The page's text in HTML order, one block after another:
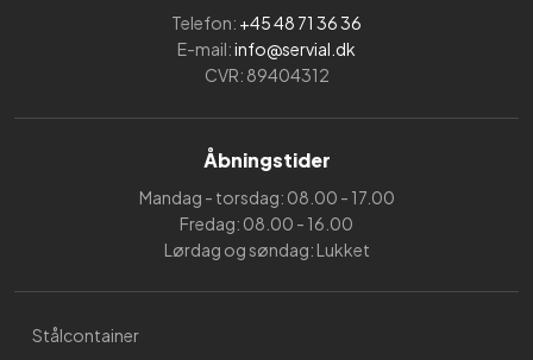
Telefon: +45 48 71 36 36
E-mail:info@servial.dk
CVR: 89404312
Åbningstider
Mandag - torsdag: 08.00 - 17.00
Fredag: 08.00 - 16.00
Lørdag og søndag: Lukket
Stålcontainer